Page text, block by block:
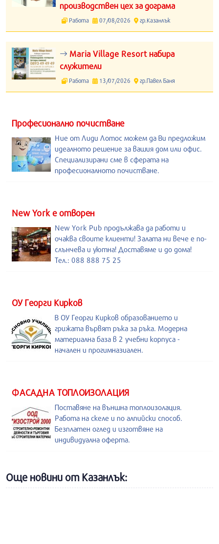
производствен цех за дограма
Работа 07/08/2026 гр.Казанлък
Maria Village Resort набира
служители
Работа 13/07/2026 гр.Павел Баня
Професионално почистване
Ние от Лиди Лотос можем да Ви предложим
идеалното решение за вашия дом или офис.
Специализирани сме в сферата на
професионалното почистване.
New York е отворен
New York Pub продължава да работи и
очаква своите клиенти! Залата ни вече е по-
слънчева и уютна! Доставяме и до дома!
Тел.: 088 888 75 25
ОУ Георги Кирков
В ОУ Георги Кирков образованието и
грижата вървят ръка за ръка. Модерна
материална база в 2 учебни корпуса -
начален и прогимназиален.
ФАСАДНА ТОПЛОИЗОЛАЦИЯ
Поставяне на външна топлоизолация.
Работа на скеле и по алпийски способ.
Безплатен оглед и изготвяне на
индивидуална оферта.
Още новини от Казанлък: